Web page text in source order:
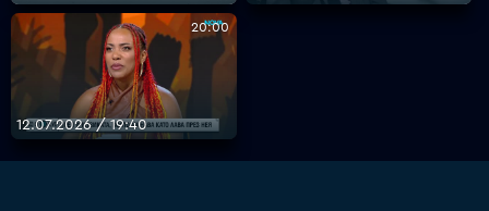
VOYO
20:00
12.07.2026 / 19:40